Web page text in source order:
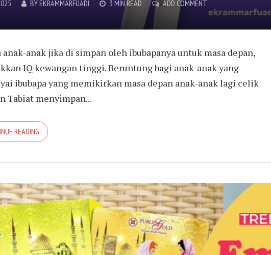
BYEKRAMMARFUADI 3 MIN READ ADD COMMENT
anak jika di simpan oleh ibubapanya untuk masa depan,
IQ kewangan tinggi. Beruntung bagi anak-anak yang
ibubapa yang memikirkan masa depan anak-anak lagi celik
Tabiat menyimpan...
READING